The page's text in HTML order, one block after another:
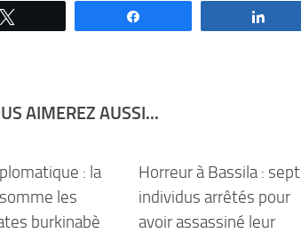
AIMEREZ AUSSI...
: la
les
burkinabè
Horreur à Bassila : sept
individus arrêtés pour
avoir assassiné leur